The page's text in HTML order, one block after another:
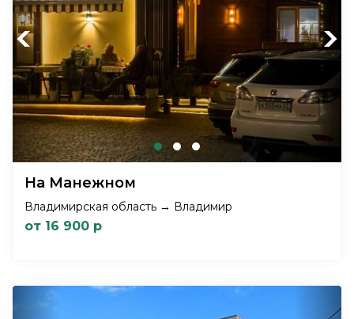
Previous Next
На Манежном
Владимирская область → Владимир
от 16 900 р